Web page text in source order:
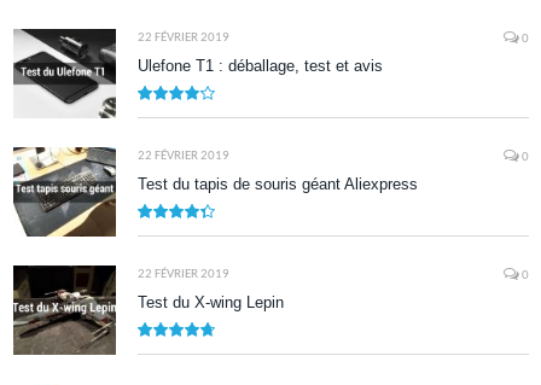
22 FÉVRIER 2019 0
Ulefone T1 : déballage, test et avis
22 FÉVRIER 2019 0
Test du tapis de souris géant Aliexpress
22 FÉVRIER 2019 0
Test du X-wing Lepin